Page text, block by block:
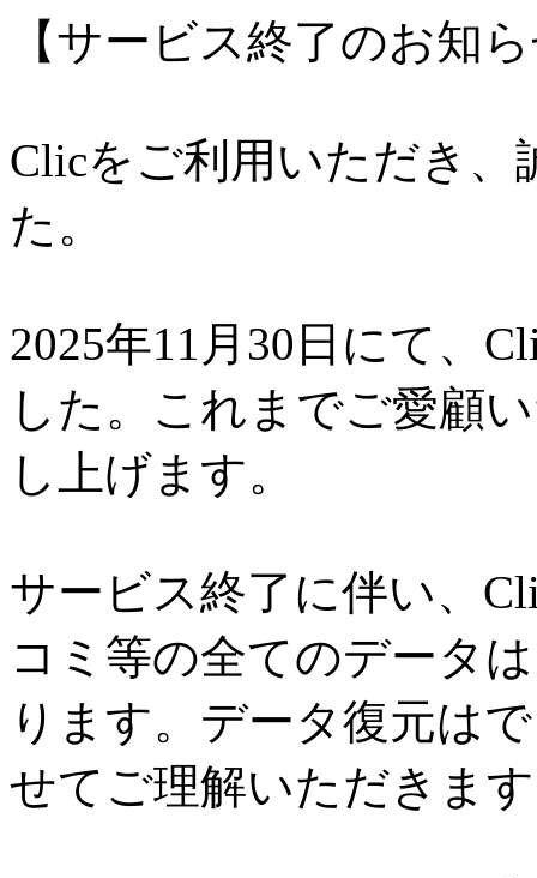
【サービス終了のお知
Clicをご利用いただき
た。
2025年11月30日にて、
した。これまでご愛顧
し上げます。
サービス終了に伴い、
コミ等の全てのデータ
ります。データ復元は
せてご理解いただきま